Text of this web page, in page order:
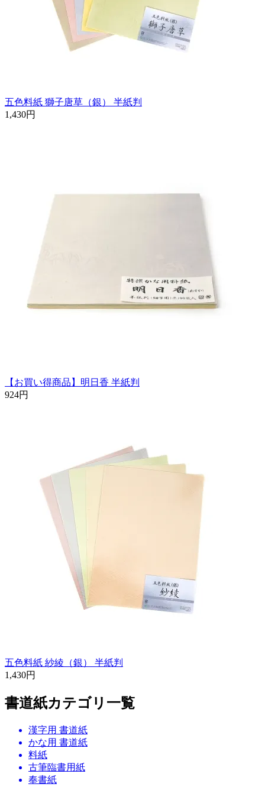
五色料紙 獅子唐草（銀） 半紙判
1,430円
【お買い得商品】明日香 半紙判
924円
五色料紙 紗綾（銀） 半紙判
1,430円
書道紙カテゴリ一覧
漢字用 書道紙
かな用 書道紙
料紙
古筆臨書用紙
奉書紙